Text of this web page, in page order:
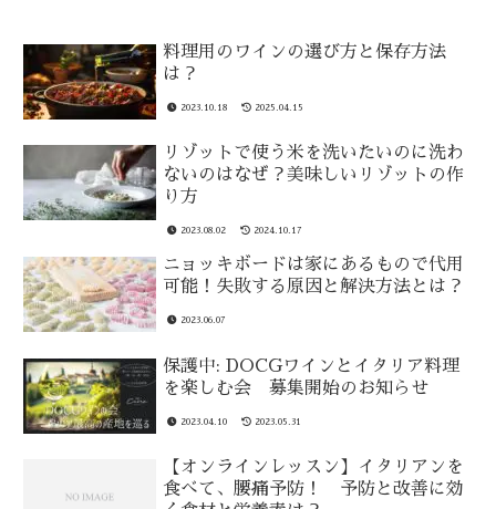
料理用のワインの選び方と保存方法
は？
2023.10.18 2025.04.15
リゾットで使う米を洗いたいのに洗わ
ないのはなぜ？美味しいリゾットの作
り方
2023.08.02 2024.10.17
ニョッキボードは家にあるもので代用
可能！失敗する原因と解決方法とは？
2023.06.07
保護中: DOCGワインとイタリア料理
を楽しむ会 募集開始のお知らせ
2023.04.10 2023.05.31
【オンラインレッスン】イタリアンを
食べて、腰痛予防！ 予防と改善に効